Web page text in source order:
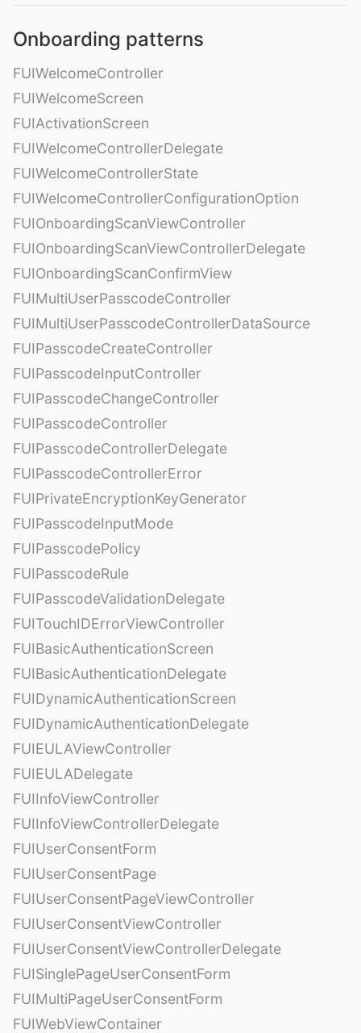
Onboarding patterns
FUIWelcomeController
FUIWelcomeScreen
FUIActivationScreen
FUIWelcomeControllerDelegate
FUIWelcomeControllerState
FUIWelcomeControllerConfigurationOption
FUIOnboardingScanViewController
FUIOnboardingScanViewControllerDelegate
FUIOnboardingScanConfirmView
FUIMultiUserPasscodeController
FUIMultiUserPasscodeControllerDataSource
FUIPasscodeCreateController
FUIPasscodeInputController
FUIPasscodeChangeController
FUIPasscodeController
FUIPasscodeControllerDelegate
FUIPasscodeControllerError
FUIPrivateEncryptionKeyGenerator
FUIPasscodeInputMode
FUIPasscodePolicy
FUIPasscodeRule
FUIPasscodeValidationDelegate
FUITouchIDErrorViewController
FUIBasicAuthenticationScreen
FUIBasicAuthenticationDelegate
FUIDynamicAuthenticationScreen
FUIDynamicAuthenticationDelegate
FUIEULAViewController
FUIEULADelegate
FUIInfoViewController
FUIInfoViewControllerDelegate
FUIUserConsentForm
FUIUserConsentPage
FUIUserConsentPageViewController
FUIUserConsentViewController
FUIUserConsentViewControllerDelegate
FUISinglePageUserConsentForm
FUIMultiPageUserConsentForm
FUIWebViewContainer